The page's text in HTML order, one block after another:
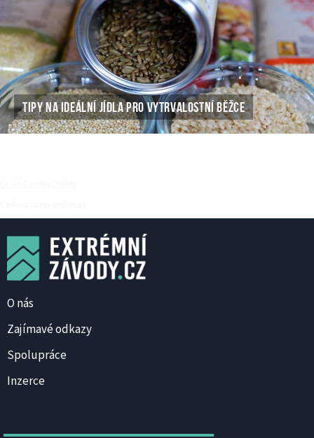
TIPY NA IDEÁLNÍ JÍDLA PRO VYTRVALOSTNÍ BĚŽCE
O nás
Zajímavé odkazy
Spolupráce
Inzerce